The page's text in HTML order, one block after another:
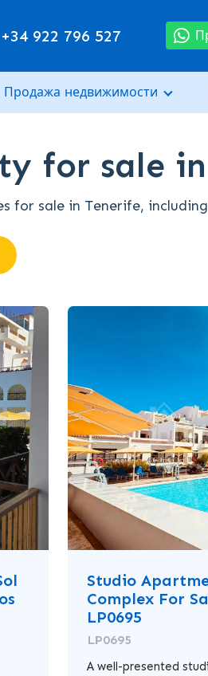
+34 922 796 527
Продажа недвижимости
for sale
for sale in Tenerife,
Studio
Complex For
LP0695
LP0695
A well-presented